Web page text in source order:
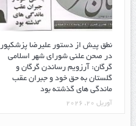
نطق پیش از دستور علیرضا پزشکپور
در صحن علنی شورای شهر اسلامی
گرگان: آرزویم رساندن گرگان و
گلستان به حق خود و جبران عقب
ماندگی های گذشته بود
آوریل 20, 2026